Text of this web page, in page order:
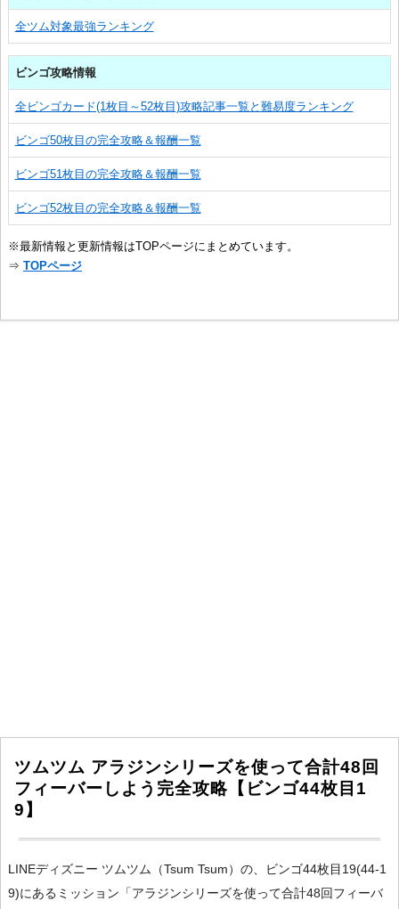
全ツム対象最強ランキング
ビンゴ攻略情報
全ビンゴカード(1枚目～52枚目)攻略記事一覧と難易度ランキング
ビンゴ50枚目の完全攻略＆報酬一覧
ビンゴ51枚目の完全攻略＆報酬一覧
ビンゴ52枚目の完全攻略＆報酬一覧
※最新情報と更新情報はTOPページにまとめています。
⇒ TOPページ
ツムツム アラジンシリーズを使って合計48回
フィーバーしよう完全攻略【ビンゴ44枚目1
9】
LINEディズニー ツムツム（Tsum Tsum）の、ビンゴ44枚目19(44-1
9)にあるミッション「アラジンシリーズを使って合計48回フィーバ